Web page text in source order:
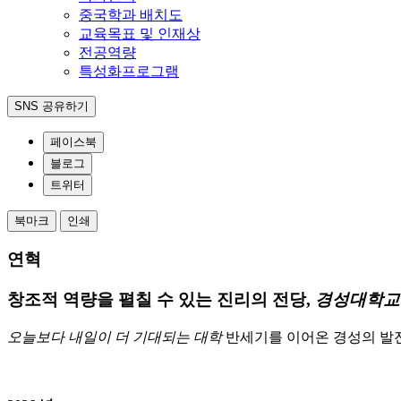
중국학과 배치도
교육목표 및 인재상
전공역량
특성화프로그램
SNS 공유하기
페이스북
블로그
트위터
북마크 인쇄
연혁
창조적 역량을 펼칠 수 있는 진리의 전당, 경성대학교
오늘보다 내일이 더 기대되는 대학반세기를 이어온 경성의 발